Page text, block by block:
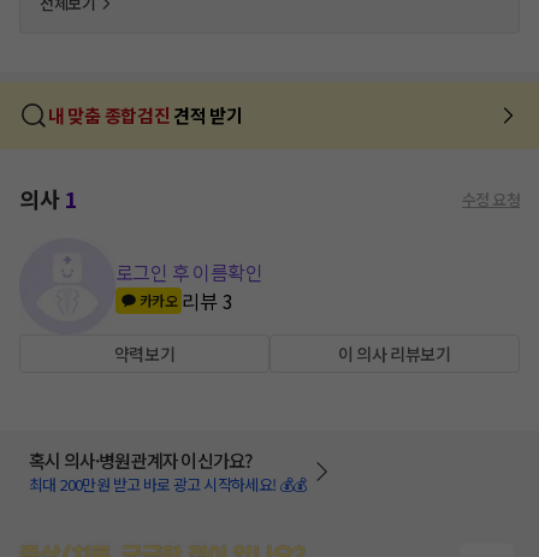
내 맞춤 종합검진 견적 받기
의사1 수정 요청
로그인 후 이름확인
카카오 리뷰3
약력보기 이 의사 리뷰보기
혹시 의사·병원관계자 이신가요?
최대 200만원 받고 바로 광고 시작하세요! 💰💰